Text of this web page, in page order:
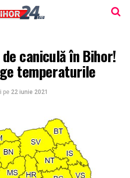
caniculă în Bihor!
temperaturile
pe 22 iunie 2021